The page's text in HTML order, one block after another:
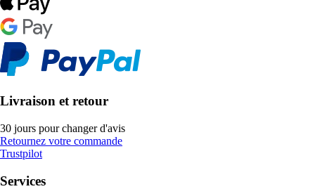
Livraison et retour
30 jours pour changer d'avis
Retournez votre commande
Trustpilot
Services